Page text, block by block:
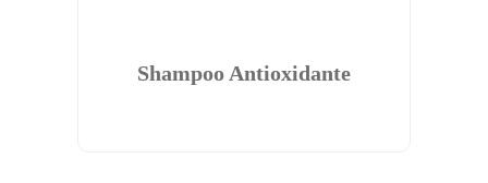
Shampoo Antioxidante